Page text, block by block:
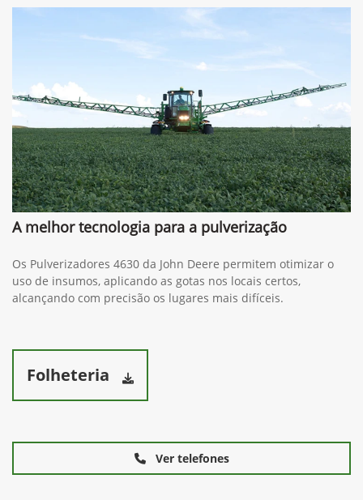
A melhor tecnologia para a pulverização
Os Pulverizadores 4630 da John Deere permitem otimizar o
uso de insumos, aplicando as gotas nos locais certos,
alcançando com precisão os lugares mais difíceis.
Folheteria
Ver telefones